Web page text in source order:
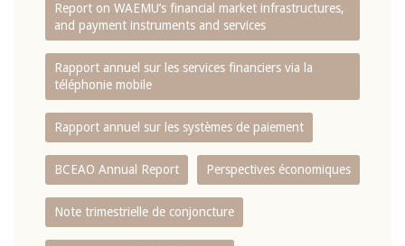
Report on WAEMU’s financial market infrastructures,
and payment instruments and services
Rapport annuel sur les services financiers via la
téléphonie mobile
Rapport annuel sur les systèmes de paiement
BCEAO Annual Report Perspectives économiques
Note trimestrielle de conjoncture